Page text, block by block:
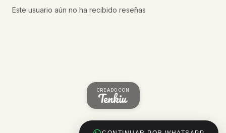
Este usuario aún no ha recibido reseñas
CREADO CON